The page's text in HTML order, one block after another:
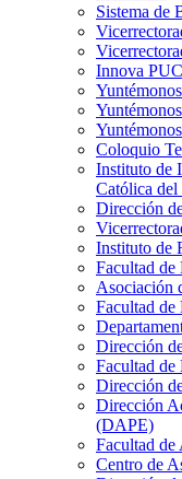
Sistema de
Innova
Coloquio
Instituto de
Católica del
Dirección
Instituto de
Facultad de
Asociación
Facultad de
Dirección
Facultad de
Dirección
Dirección
(DAPE)
Facultad
Centro de